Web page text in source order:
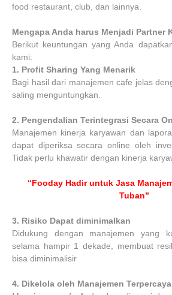
food restaurant, club, dan lainnya.
Mengapa Anda harus Menjadi Partner
Berikut keuntungan yang Anda
kami:
1. Profit Sharing Yang Menarik
Bagi hasil dari manajemen cafe jelas
saling menguntungkan.
2. Pengendalian Terintegrasi Secara
Manajemen kinerja karyawan dan
dapat diperiksa secara online oleh
Tidak perlu khawatir dengan kinerja
“Fooday Hadir untuk Jasa
Tuban”
3. Risiko Dapat diminimalkan
Didukung dengan manajemen yang
selama hampir 1 dekade, membuat
bisa diminimalisir
4. Dikelola oleh Manajemen Terpercaya